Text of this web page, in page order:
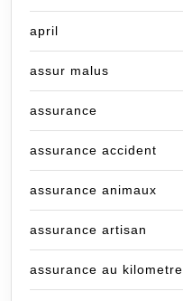
april
assur malus
assurance
assurance accident
assurance animaux
assurance artisan
assurance au kilometre